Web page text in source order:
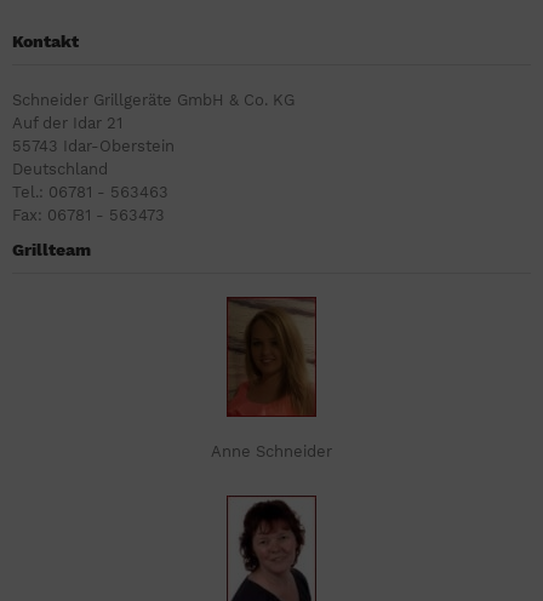
Kontakt
Schneider Grillgeräte GmbH & Co. KG
Auf der Idar 21
55743 Idar-Oberstein
Deutschland
Tel.: 06781 - 563463
Fax: 06781 - 563473
Grillteam
Anne Schneider